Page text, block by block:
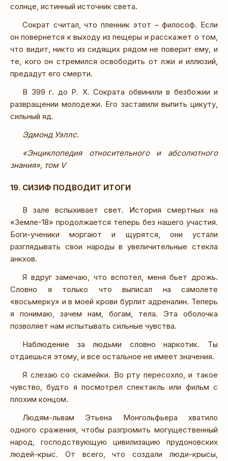
солнце, истинный источник света.
Сократ считал, что пленник этот – философ. Если
он повернется к выходу из пещеры и расскажет о том,
что видит, никто из сидящих рядом не поверит ему, и
те, кого он стремился освободить от лжи и иллюзий,
предадут его смерти.
В 399 г. до Р. X. Сократа обвинили в безбожии и
развращении молодежи. Его заставили выпить цикуту,
сильный яд.
Эдмонд Уэллс.
«Энциклопедия относительного и абсолютного
знания», том V
19. СИЗИФ ПОДВОДИТ ИТОГИ
В зале вспыхивает свет. История смертных на
«Земле-18» продолжается теперь без нашего участия.
Боги-ученики моргают и щурятся, они устали
разглядывать свои народы в увеличительные стекла
анкхов.
Я вдруг замечаю, что вспотел, меня бьет дрожь.
Словно я только что выписал на самолете
«восьмерку» и в моей крови бурлит адреналин. Теперь
я понимаю, зачем нам, богам, тела. Эта оболочка
позволяет нам испытывать сильные чувства.
Наблюдение за людьми словно наркотик. Ты
отдаешься этому, и все остальное не имеет значения.
Я слезаю со скамейки. Во рту пересохло, и такое
чувство, будто я посмотрел спектакль или фильм с
плохим концом.
Людям-львам Этьена Монгольфьера хватило
одного сражения, чтобы разгромить могущественный
народ, господствующую цивилизацию прудоновских
людей-крыс. От всего, что создали люди-крысы,